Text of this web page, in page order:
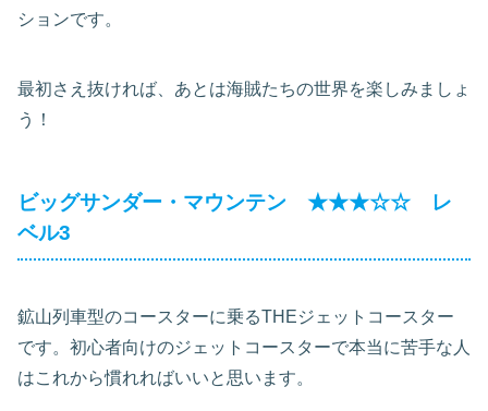
ションです。
最初さえ抜ければ、あとは海賊たちの世界を楽しみましょ
う！
ビッグサンダー・マウンテン ★★★☆☆ レ
ベル3
鉱山列車型のコースターに乗るTHEジェットコースター
です。初心者向けのジェットコースターで本当に苦手な人
はこれから慣れればいいと思います。